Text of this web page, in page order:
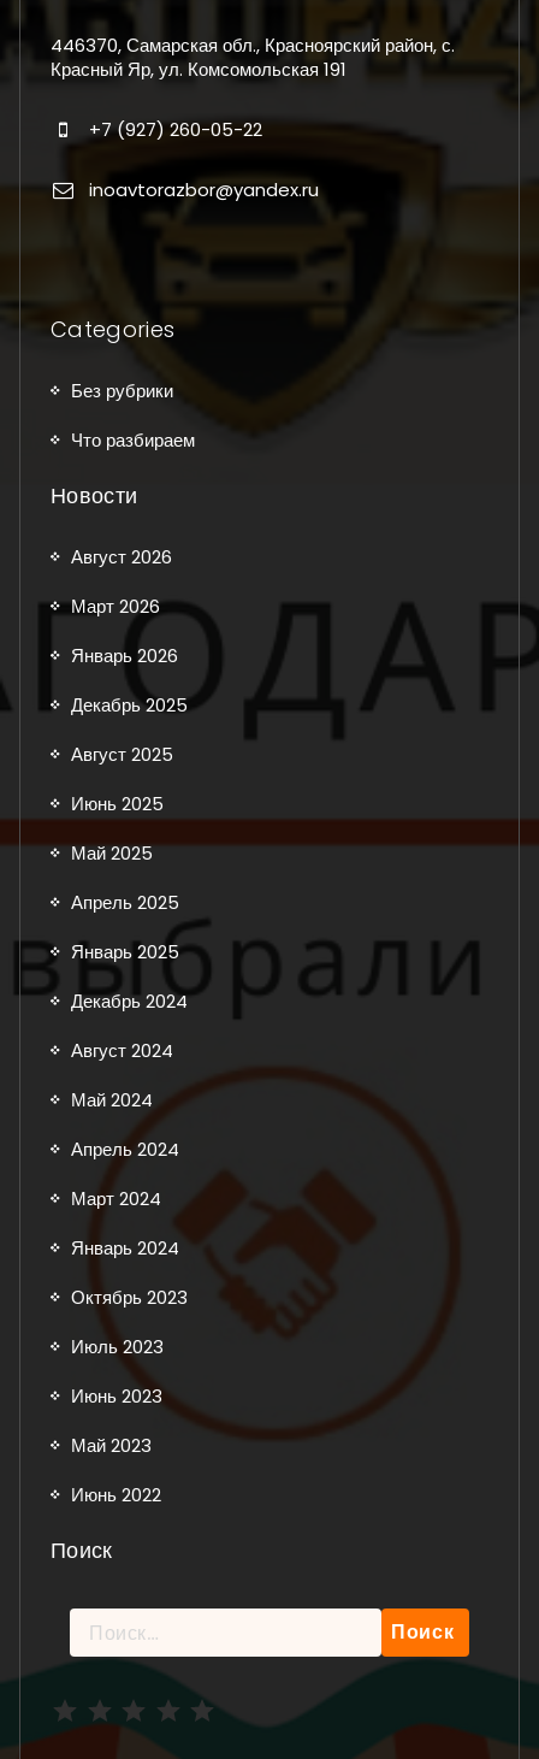
446370, Самарская обл., Красноярский район, с.
Красный Яр, ул. Комсомольская 191
+7 (927) 260-05-22
inoavtorazbor@yandex.ru
Categories
Без рубрики
Что разбираем
Новости
Август 2026
Март 2026
Январь 2026
Декабрь 2025
Август 2025
Июнь 2025
Май 2025
Апрель 2025
Январь 2025
Декабрь 2024
Август 2024
Май 2024
Апрель 2024
Март 2024
Январь 2024
Октябрь 2023
Июль 2023
Июнь 2023
Май 2023
Июнь 2022
Поиск
Найти: